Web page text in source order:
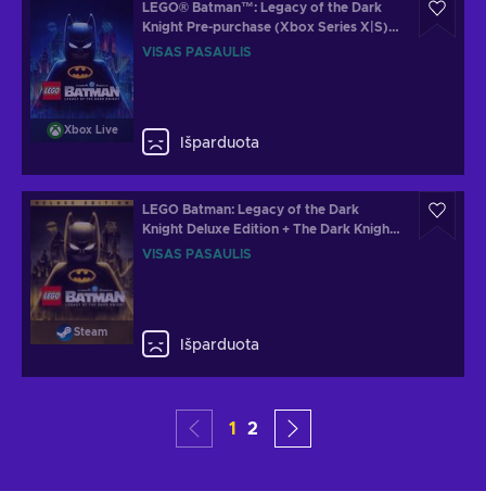
Xbox Live
LEGO® Batman™: Legacy of the Dark
Knight Pre-purchase (Xbox Series X|S)
XBOX LIVE Key GLOBAL
VISAS PASAULIS
Išparduota
Steam
LEGO Batman: Legacy of the Dark
Knight Deluxe Edition + The Dark Knight
Returns Batsuit Skin Steam Key (PC)
VISAS PASAULIS
Išparduota
1 2